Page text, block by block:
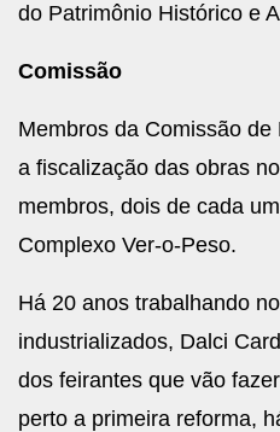
do Patrimônio Histórico e
Comissão
Membros da Comissão
a fiscalização das obras
membros, dois de cada
Complexo Ver-o-Peso.
Há 20 anos trabalhando
industrializados, Dalci
dos feirantes que vão
perto a primeira reforma,